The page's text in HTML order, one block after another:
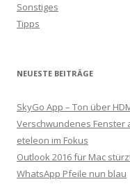
Sonstiges
Tipps
NEUESTE BEITRÄGE
SkyGo App – Ton über
Verschwundenes Fenster
eteleon im Fokus
Outlook 2016 für Mac
WhatsApp Pfeile nun blau